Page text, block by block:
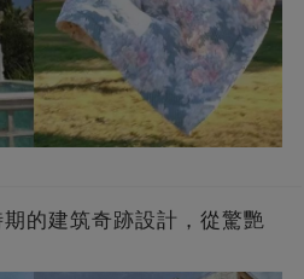
的建筑奇跡設計，從驚艷